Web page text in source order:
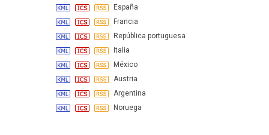
España
Francia
República portuguesa
Italia
México
Austria
Argentina
Noruega